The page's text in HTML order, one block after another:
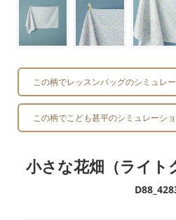
この柄でレッスンバッグのシミュレ
この柄でこども甚平のシミュレーシ
小さな花畑（ライト